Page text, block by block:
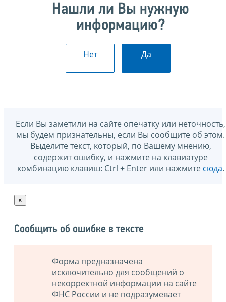
Нашли ли Вы нужную
информацию?
Нет Да
Если Вы заметили на сайте опечатку или неточность,
мы будем признательны, если Вы сообщите об этом.
Выделите текст, который, по Вашему мнению,
содержит ошибку, и нажмите на клавиатуре
комбинацию клавиш: Ctrl + Enter или нажмите сюда.
×
Сообщить об ошибке в тексте
Форма предназначена
исключительно для сообщений о
некорректной информации на сайте
ФНС России и не подразумевает